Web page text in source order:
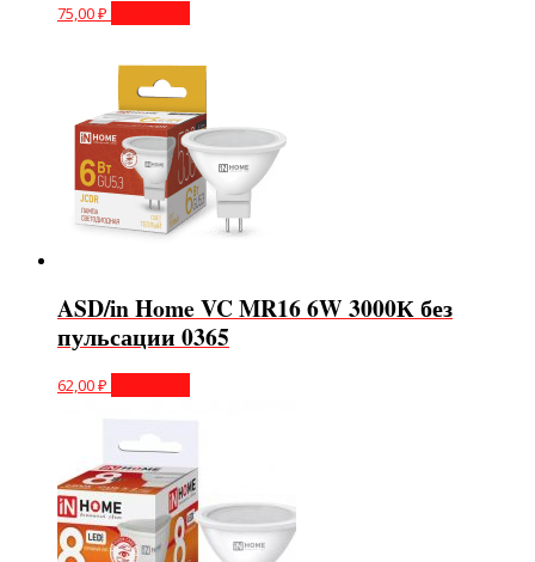
75,00₽
ASD/in Home VC MR16 6W 3000К без
пульсации 0365
62,00₽